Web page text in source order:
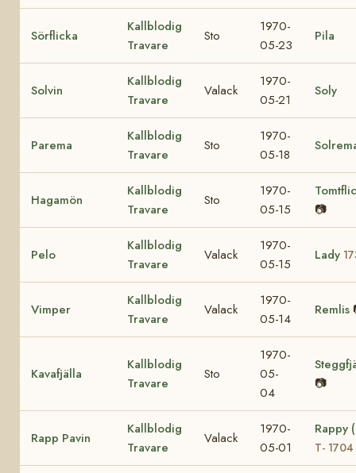
Sörflicka
Kallblodig
Travare
Sto
1970-
05-23
Pila
Solvin
Kallblodig
Travare
Valack
1970-
05-21
Soly
Parema
Kallblodig
Travare
Sto
1970-
05-18
Hagamön
Kallblodig
Travare
Sto
1970-
05-15
📷
Pelo
Kallblodig
Travare
Valack
1970-
05-15
Lady
Vimper
Kallblodig
Travare
Valack
1970-
05-14
Remlis
Kavafjälla
Kallblodig
Travare
Sto
1970-
05-
04
📷
Rapp Pavin
Kallblodig
Travare
Valack
1970-
05-01
Rappy
T- 1704